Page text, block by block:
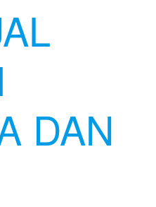
DAN